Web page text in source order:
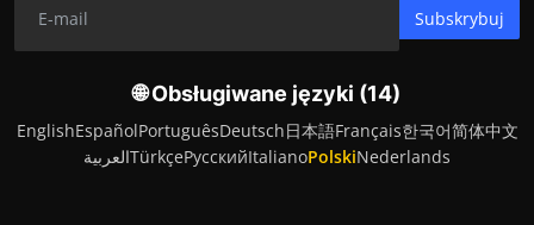
Subskrybuj
🌐 Obsługiwane języki (14)
EnglishEspañolPortuguêsDeutsch日本語Français한국어简体中文
العربيةTürkçeРусскийItalianoPolskiNederlands